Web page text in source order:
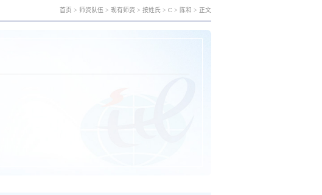
首页 > 师资队伍 > 现有师资 > 按姓氏 > C > 陈和 > 正文